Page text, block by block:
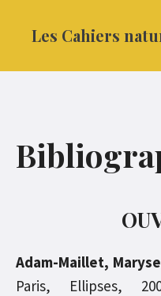
Les Cahiers
Adam-Maillet, Maryse
Paris, Ellipses,